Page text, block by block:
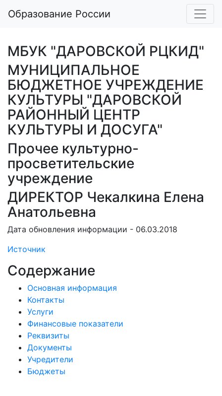
Образование России
МБУК "ДАРОВСКОЙ РЦКИД"
МУНИЦИПАЛЬНОЕ
БЮДЖЕТНОЕ УЧРЕЖДЕНИЕ
КУЛЬТУРЫ "ДАРОВСКОЙ
РАЙОННЫЙ ЦЕНТР
КУЛЬТУРЫ И ДОСУГА"
Прочее культурно-
просветительские
учреждение
ДИРЕКТОР Чекалкина Елена
Анатольевна
Дата обновления информации - 06.03.2018
Источник
Содержание
Основная информация
Контакты
Услуги
Финансовые показатели
Реквизиты
Документы
Учредители
Бюджеты